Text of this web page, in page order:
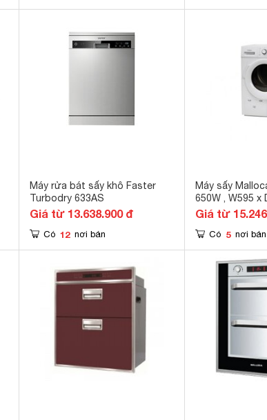
Máy rửa bát sấy khô Faster
Turbodry 633AS
Giá từ 13.638.900 đ
Có 12 nơi bán
Máy sấy
650W , W595 x
Giá từ
Có 5 nơi bán